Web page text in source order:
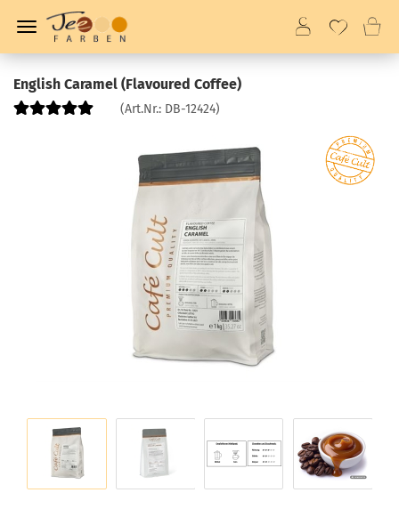
English Caramel (Flavoured Coffee)
(Art.Nr.: DB-12424)